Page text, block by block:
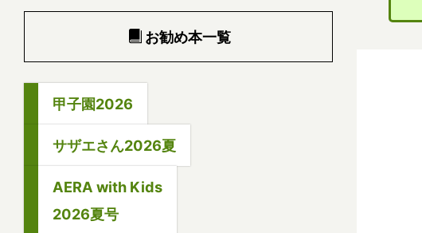
お勧め本一覧
甲子園2026
サザエさん2026夏
AERA with Kids
2026夏号